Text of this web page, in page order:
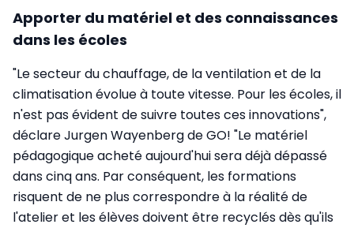
Apporter du matériel et des connaissances
dans les écoles
"Le secteur du chauffage, de la ventilation et de la
climatisation évolue à toute vitesse. Pour les écoles, il
n'est pas évident de suivre toutes ces innovations",
déclare Jurgen Wayenberg de GO! "Le matériel
pédagogique acheté aujourd'hui sera déjà dépassé
dans cinq ans. Par conséquent, les formations
risquent de ne plus correspondre à la réalité de
l'atelier et les élèves doivent être recyclés dès qu'ils